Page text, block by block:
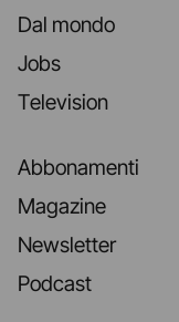
Dal mondo
Jobs
Television
Abbonamenti
Magazine
Newsletter
Podcast